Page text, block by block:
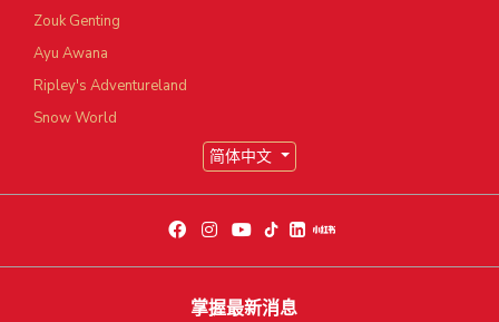
Zouk Genting
Ayu Awana
Ripley's Adventureland
Snow World
简体中文
掌握最新消息